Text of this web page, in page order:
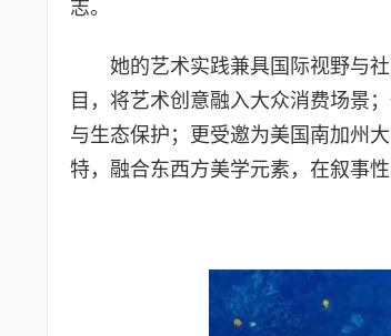
志。
她的艺术实践兼具国际视野与
目，将艺术创意融入大众消费场景
与生态保护；更受邀为美国南加州
特，融合东西方美学元素，在叙事